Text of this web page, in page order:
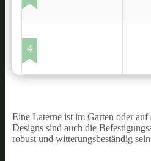
4
Eine Laterne ist im Garten oder
Designs sind auch die
robust und witterungsbeständig